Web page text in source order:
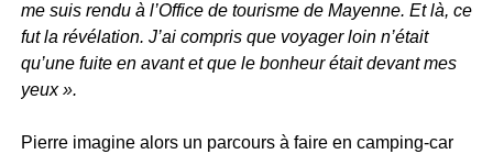
me suis rendu à l’Office de tourisme de Mayenne. Et là, ce
fut la révélation. J’ai compris que voyager loin n’était
qu’une fuite en avant et que le bonheur était devant mes
yeux ».
Pierre imagine alors un parcours à faire en camping-car